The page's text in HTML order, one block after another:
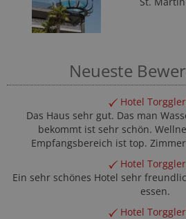
Neueste
Hotel
Das Haus sehr gut. Das man
bekommt ist sehr schön.
Empfangsbereich ist top.
Hotel
Ein sehr schönes Hotel sehr
essen.
Hotel